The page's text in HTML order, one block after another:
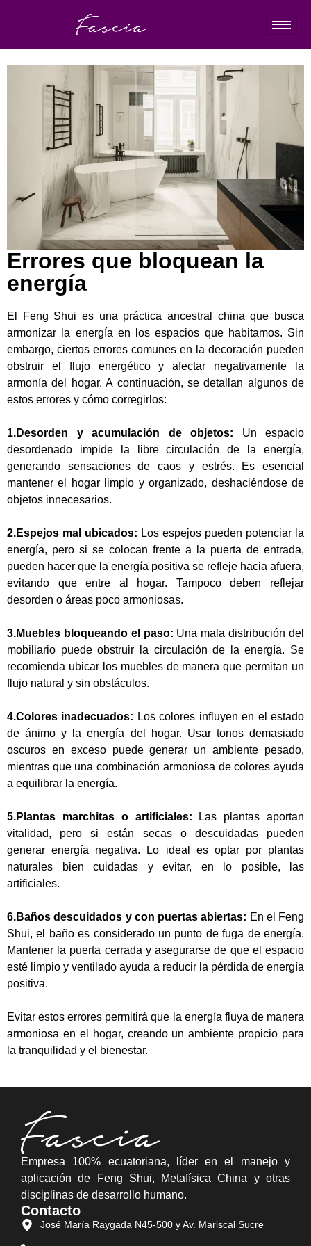
Errores que bloquean la
energía
El Feng Shui es una práctica ancestral china que busca
armonizar la energía en los espacios que habitamos. Sin
embargo, ciertos errores comunes en la decoración pueden
obstruir el flujo energético y afectar negativamente la
armonía del hogar. A continuación, se detallan algunos de
estos errores y cómo corregirlos:
1.Desorden y acumulación de objetos: Un espacio
desordenado impide la libre circulación de la energía,
generando sensaciones de caos y estrés. Es esencial
mantener el hogar limpio y organizado, deshaciéndose de
objetos innecesarios.
2.Espejos mal ubicados: Los espejos pueden potenciar la
energía, pero si se colocan frente a la puerta de entrada,
pueden hacer que la energía positiva se refleje hacia afuera,
evitando que entre al hogar. Tampoco deben reflejar
desorden o áreas poco armoniosas.
3.Muebles bloqueando el paso: Una mala distribución del
mobiliario puede obstruir la circulación de la energía. Se
recomienda ubicar los muebles de manera que permitan un
flujo natural y sin obstáculos.
4.Colores inadecuados: Los colores influyen en el estado
de ánimo y la energía del hogar. Usar tonos demasiado
oscuros en exceso puede generar un ambiente pesado,
mientras que una combinación armoniosa de colores ayuda
a equilibrar la energía.
5.Plantas marchitas o artificiales: Las plantas aportan
vitalidad, pero si están secas o descuidadas pueden
generar energía negativa. Lo ideal es optar por plantas
naturales bien cuidadas y evitar, en lo posible, las
artificiales.
6.Baños descuidados y con puertas abiertas: En el Feng
Shui, el baño es considerado un punto de fuga de energía.
Mantener la puerta cerrada y asegurarse de que el espacio
esté limpio y ventilado ayuda a reducir la pérdida de energía
positiva.
Evitar estos errores permitirá que la energía fluya de manera
armoniosa en el hogar, creando un ambiente propicio para
la tranquilidad y el bienestar.
Empresa 100% ecuatoriana, líder en el manejo y
aplicación de Feng Shui, Metafísica China y otras
disciplinas de desarrollo humano.
Contacto
José María Raygada N45-500 y Av. Mariscal Sucre